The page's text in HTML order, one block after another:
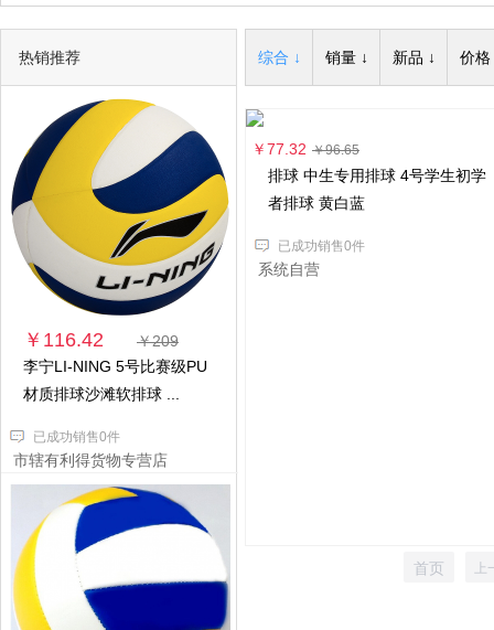
热销推荐
￥116.42
￥209
李宁LI-NING 5号比赛级PU
材质排球沙滩软排球 ...
已成功销售0件
市辖有利得货物专营店
综合 ↓ 销量 ↓ 新品 ↓ 价格
￥77.32 ￥96.65
排球 中生专用排球 4号学生初学
者排球 黄白蓝
已成功销售0件
系统自营
首页 上